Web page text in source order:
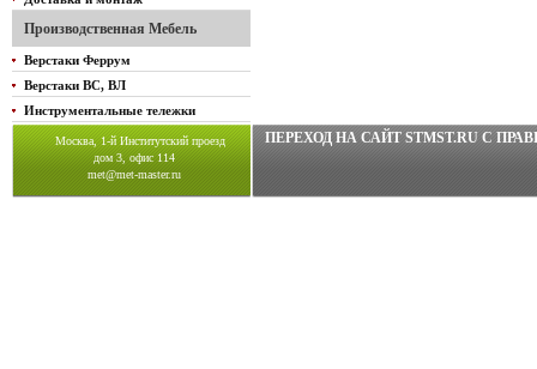
Производственная Мебель
Верстаки Феррум
Верстаки ВС, ВЛ
Инструментальные тележки
Москва, 1-й Институтский проезд
дом 3, офис 114
met@met-master.ru
ПЕРЕХОД НА САЙТ STMST.RU C